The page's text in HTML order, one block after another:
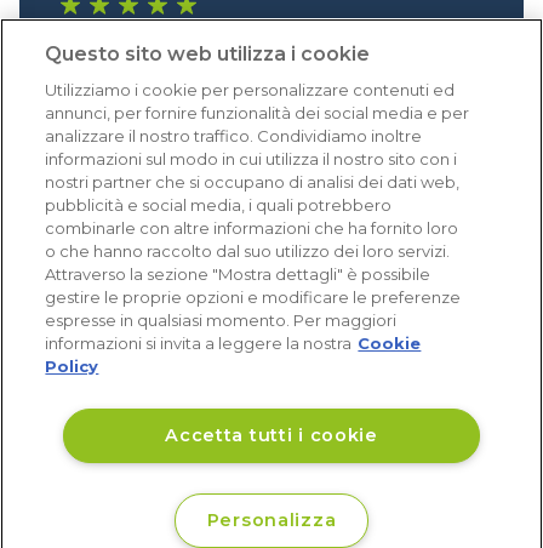
Eccellente (4,8)
Acquisti verificati
Questo sito web utilizza i cookie
Utilizziamo i cookie per personalizzare contenuti ed
annunci, per fornire funzionalità dei social media e per
analizzare il nostro traffico. Condividiamo inoltre
informazioni sul modo in cui utilizza il nostro sito con i
nostri partner che si occupano di analisi dei dati web,
pubblicità e social media, i quali potrebbero
combinarle con altre informazioni che ha fornito loro
o che hanno raccolto dal suo utilizzo dei loro servizi.
Attraverso la sezione "Mostra dettagli" è possibile
gestire le proprie opzioni e modificare le preferenze
espresse in qualsiasi momento. Per maggiori
informazioni si invita a leggere la nostra Cookie
Policy
Accetta tutti i cookie
Personalizza